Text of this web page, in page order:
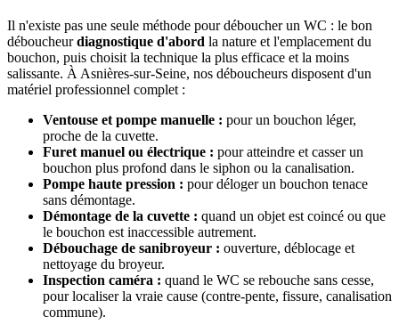
Il n'existe pas une seule méthode pour déboucher un WC : le bon
déboucheurdiagnostique d'abord la nature et l'emplacement du
bouchon, puis choisit la technique la plus efficace et la moins
salissante. À Asnières-sur-Seine, nos déboucheurs disposent d'un
matériel professionnel complet :
Ventouse et pompe manuelle : pour un bouchon léger,
proche de la cuvette.
Furet manuel ou électrique : pour atteindre et casser un
bouchon plus profond dans le siphon ou la canalisation.
Pompe haute pression : pour déloger un bouchon tenace
sans démontage.
Démontage de la cuvette : quand un objet est coincé ou que
le bouchon est inaccessible autrement.
Débouchage de sanibroyeur : ouverture, déblocage et
nettoyage du broyeur.
Inspection caméra : quand le WC se rebouche sans cesse,
pour localiser la vraie cause (contre-pente, fissure, canalisation
commune).